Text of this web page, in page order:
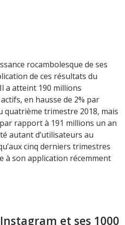
rocambolesque de ses
de ces résultats du
a atteint 190 millions
en hausse de 2% par
quatrième trimestre 2018, mais
rapport à 191 millions un an
autant d’utilisateurs au
cinq derniers trimestres
à son application récemment
et ses 1000